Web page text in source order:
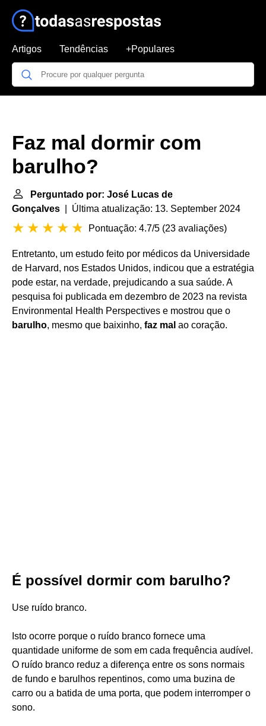
Artigos Tendências +Populares
Faz mal dormir com
barulho?
Perguntado por: José Lucas de
Gonçalves | Última atualização: 13. September 2024
Pontuação: 4.7/5 (23 avaliações)
Entretanto, um estudo feito por médicos da Universidade
de Harvard, nos Estados Unidos, indicou que a estratégia
pode estar, na verdade, prejudicando a sua saúde. A
pesquisa foi publicada em dezembro de 2023 na revista
Environmental Health Perspectives e mostrou que o
barulho, mesmo que baixinho, faz mal ao coração.
É possível dormir com barulho?
Use ruído branco.
Isto ocorre porque o ruído branco fornece uma
quantidade uniforme de som em cada frequência audível.
O ruído branco reduz a diferença entre os sons normais
de fundo e barulhos repentinos, como uma buzina de
carro ou a batida de uma porta, que podem interromper o
sono.